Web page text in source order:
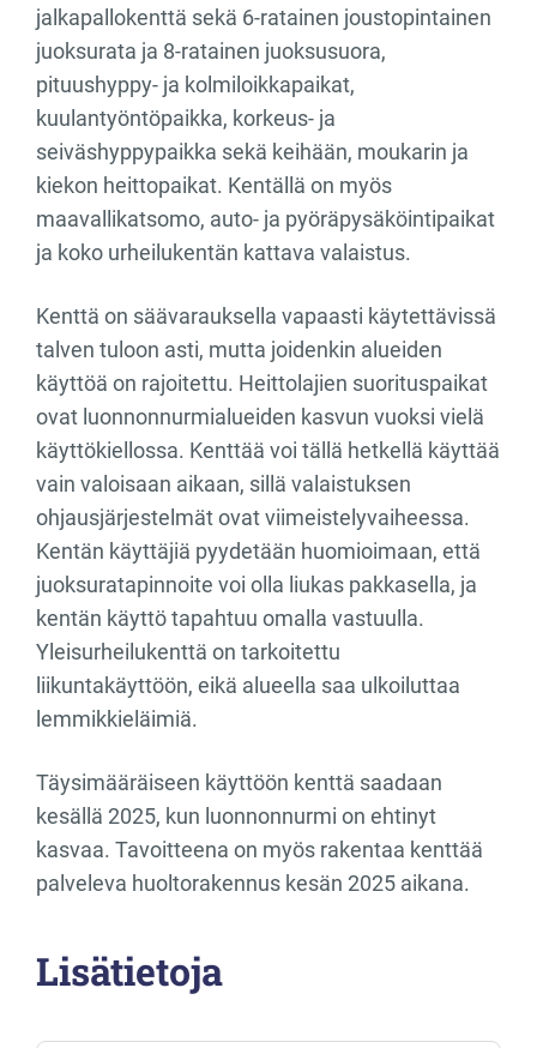
jalkapallokenttä sekä 6-ratainen joustopintainen
juoksurata ja 8-ratainen juoksusuora,
pituushyppy- ja kolmiloikkapaikat,
kuulantyöntöpaikka, korkeus- ja
seiväshyppypaikka sekä keihään, moukarin ja
kiekon heittopaikat. Kentällä on myös
maavallikatsomo, auto- ja pyöräpysäköintipaikat
ja koko urheilukentän kattava valaistus.
Kenttä on säävarauksella vapaasti käytettävissä
talven tuloon asti, mutta joidenkin alueiden
käyttöä on rajoitettu. Heittolajien suorituspaikat
ovat luonnonnurmialueiden kasvun vuoksi vielä
käyttökiellossa. Kenttää voi tällä hetkellä käyttää
vain valoisaan aikaan, sillä valaistuksen
ohjausjärjestelmät ovat viimeistelyvaiheessa.
Kentän käyttäjiä pyydetään huomioimaan, että
juoksuratapinnoite voi olla liukas pakkasella, ja
kentän käyttö tapahtuu omalla vastuulla.
Yleisurheilukenttä on tarkoitettu
liikuntakäyttöön, eikä alueella saa ulkoiluttaa
lemmikkieläimiä.
Täysimääräiseen käyttöön kenttä saadaan
kesällä 2025, kun luonnonnurmi on ehtinyt
kasvaa. Tavoitteena on myös rakentaa kenttää
palveleva huoltorakennus kesän 2025 aikana.
Lisätietoja